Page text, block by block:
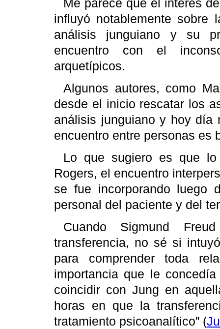
influyó notablemente
análisis junguiano y su
encuentro con el
arquetípicos.
Algunos autores, como
desde el inicio rescatar los
análisis junguiano y hoy día
encuentro entre personas es
Lo que sugiero es que
Rogers, el encuentro
se fue incorporando luego
personal del paciente y del
Cuando Sigmund Freud
transferencia, no sé si
para comprender toda
importancia que le
coincidir con Jung en
horas en que la
tratamiento psicoanalítico” (